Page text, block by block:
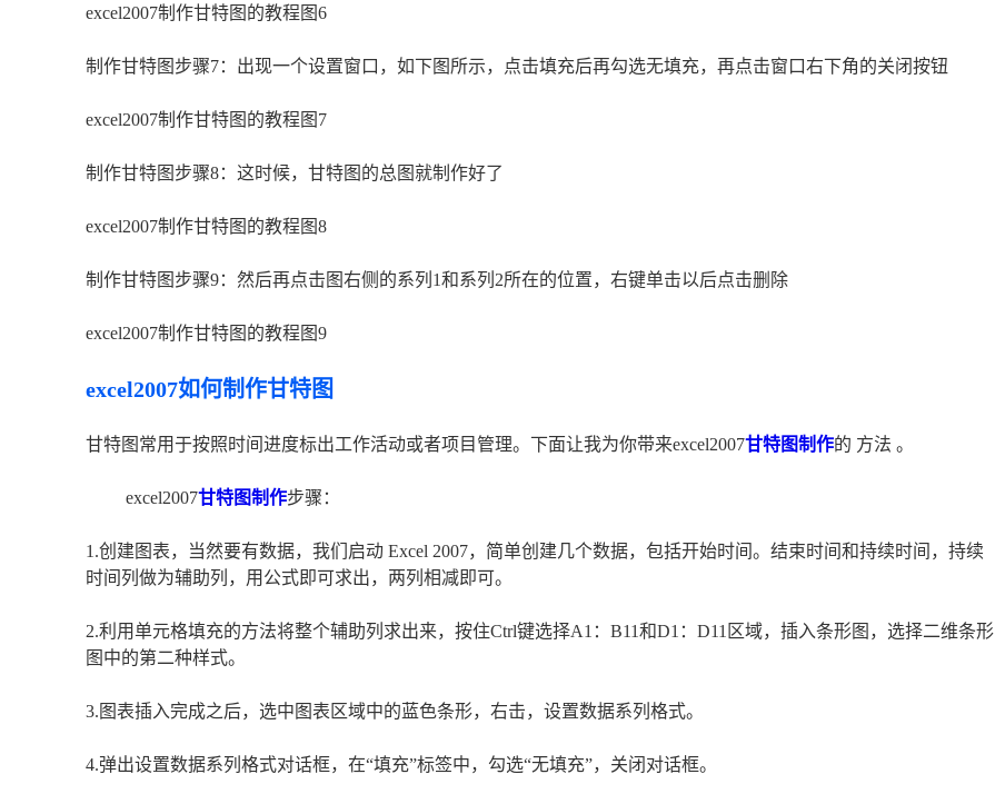
excel2007制作甘特图的教程图6
制作甘特图步骤7：出现一个设置窗口，如下图所示，点击填充后再勾选无填充，再点击窗口右下角的关闭按钮
excel2007制作甘特图的教程图7
制作甘特图步骤8：这时候，甘特图的总图就制作好了
excel2007制作甘特图的教程图8
制作甘特图步骤9：然后再点击图右侧的系列1和系列2所在的位置，右键单击以后点击删除
excel2007制作甘特图的教程图9
excel2007如何制作甘特图
甘特图常用于按照时间进度标出工作活动或者项目管理。下面让我为你带来excel2007甘特图制作的 方法 。
excel2007甘特图制作步骤：
1.创建图表，当然要有数据，我们启动 Excel 2007，简单创建几个数据，包括开始时间。结束时间和持续时间，持续
时间列做为辅助列，用公式即可求出，两列相减即可。
2.利用单元格填充的方法将整个辅助列求出来，按住Ctrl键选择A1：B11和D1：D11区域，插入条形图，选择二维条形
图中的第二种样式。
3.图表插入完成之后，选中图表区域中的蓝色条形，右击，设置数据系列格式。
4.弹出设置数据系列格式对话框，在“填充”标签中，勾选“无填充”，关闭对话框。